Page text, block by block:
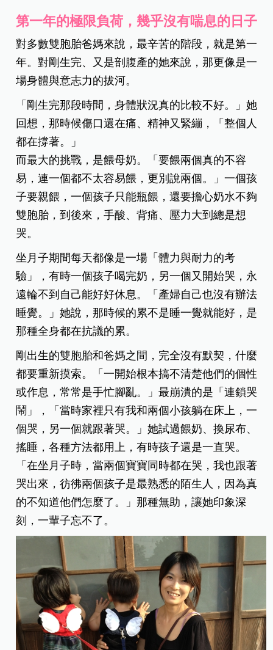
第一年的極限負荷，幾乎沒有喘息的日子
對多數雙胞胎爸媽來說，最辛苦的階段，就是第一
年。對剛生完、又是剖腹產的她來說，那更像是一
場身體與意志力的拔河。
「剛生完那段時間，身體狀況真的比較不好。」她
回想，那時候傷口還在痛、精神又緊繃，「整個人
都在撐著。」
而最大的挑戰，是餵母奶。「要餵兩個真的不容
易，連一個都不太容易餵，更別說兩個。」一個孩
子要親餵，一個孩子只能瓶餵，還要擔心奶水不夠
雙胞胎，到後來，手酸、背痛、壓力大到總是想
哭。
坐月子期間每天都像是一場「體力與耐力的考
驗」，有時一個孩子喝完奶，另一個又開始哭，永
遠輪不到自己能好好休息。「產婦自己也沒有辦法
睡覺。」她說，那時候的累不是睡一覺就能好，是
那種全身都在抗議的累。
剛出生的雙胞胎和爸媽之間，完全沒有默契，什麼
都要重新摸索。「一開始根本搞不清楚他們的個性
或作息，常常是手忙腳亂。」最崩潰的是「連鎖哭
鬧」，「當時家裡只有我和兩個小孩躺在床上，一
個哭，另一個就跟著哭。」她試過餵奶、換尿布、
搖睡，各種方法都用上，有時孩子還是一直哭。
「在坐月子時，當兩個寶寶同時都在哭，我也跟著
哭出來，彷彿兩個孩子是最熟悉的陌生人，因為真
的不知道他們怎麼了。」那種無助，讓她印象深
刻，一輩子忘不了。